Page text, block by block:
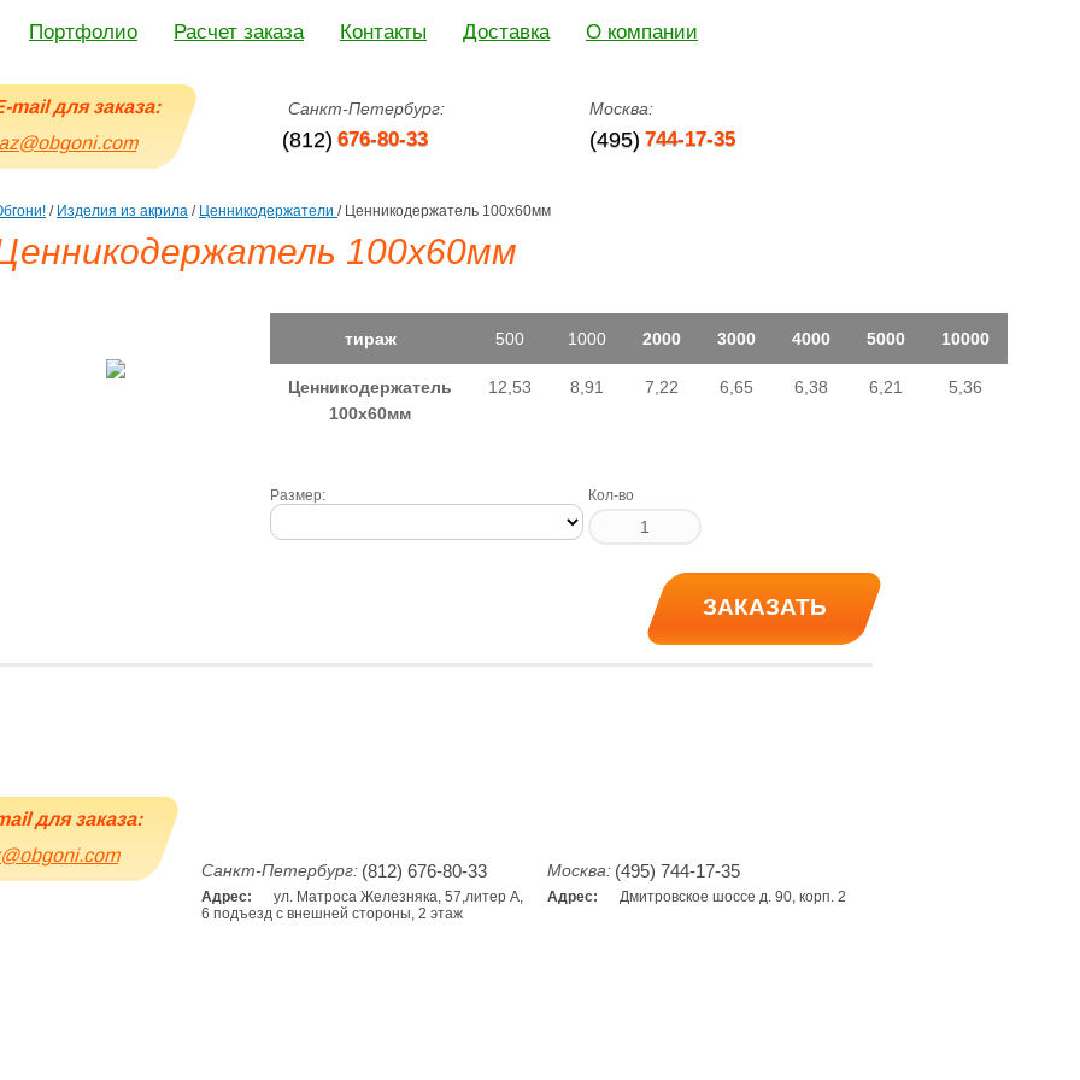
Портфолио Расчет заказа Контакты Доставка О компании
Санкт-Петербург:
(812) 676-80-33
Москва:
(495) 744-17-35
mail для заказа:
/ Изделия из акрила / Ценникодержатели / Ценникодержатель 100х60мм
100х60мм
тираж 500 1000 2000 3000 4000 5000 10000
Ценникодержатель
100х60мм
12,53 8,91 7,22 6,65 6,38 6,21 5,36
Размер: Кол-во
ЗАКАЗАТЬ
Санкт-Петербург: (812) 676-80-33
Адрес:
ул. Матроса Железняка, 57,литер А,
6 подъезд с внешней стороны, 2 этаж
Москва: (495) 744-17-35
Адрес: Дмитровское шоссе д. 90, корп. 2
для заказа: